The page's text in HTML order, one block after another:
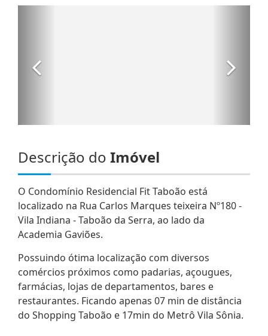
Descrição do Imóvel
O Condomínio Residencial Fit Taboão está
localizado na Rua Carlos Marques teixeira Nº180 -
Vila Indiana - Taboão da Serra, ao lado da
Academia Gaviões.
Possuindo ótima localização com diversos
comércios próximos como padarias, açougues,
farmácias, lojas de departamentos, bares e
restaurantes. Ficando apenas 07 min de distância
do Shopping Taboão e 17min do Metrô Vila Sônia.